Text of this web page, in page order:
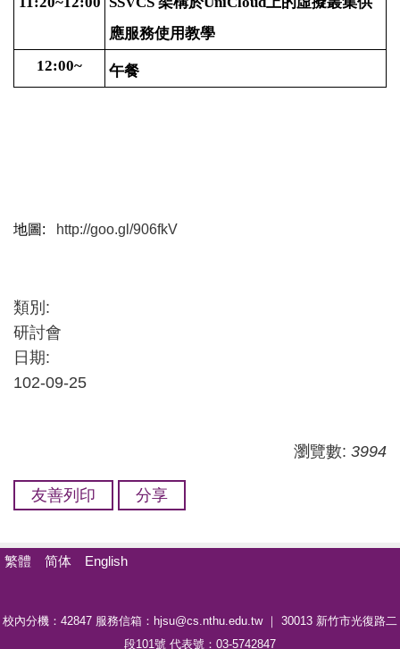
應服務使用教學
12:00~ 午餐
地圖: http://goo.gl/906fkV
類別:
研討會
日期:
102-09-25
瀏覽數: 3994
友善列印 分享
繁體 简体 English
校內分機：42847 服務信箱：hjsu@cs.nthu.edu.tw ｜ 30013 新竹市光復路二
段101號 代表號：03-5742847